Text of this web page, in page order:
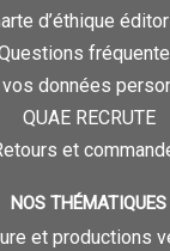
d’éthique
données
QUAE RECRUTE
et
NOS THÉMATIQUES
et productions